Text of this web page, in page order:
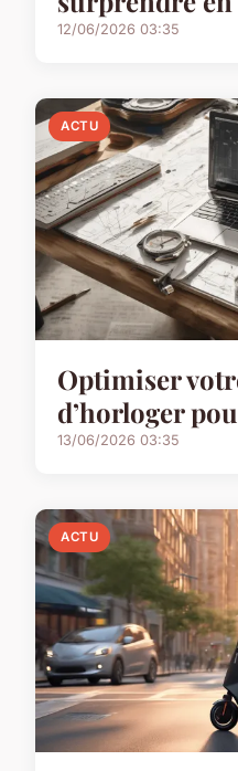
12/06/2026 03:35
ACTU
Optimiser
d’horloger
13/06/2026 03:35
ACTU